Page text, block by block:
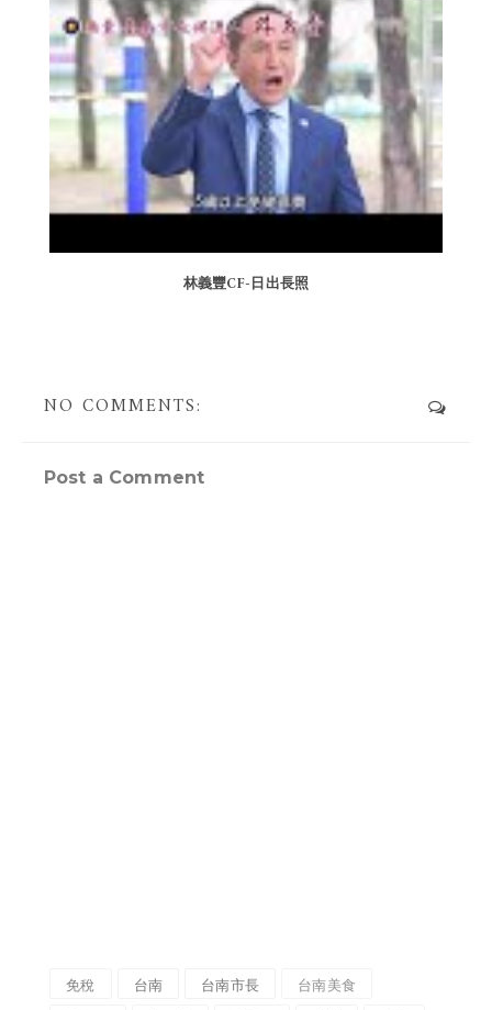
林義豐CF-日出長照
NO COMMENTS:
Post a Comment
免稅 台南 台南市長 台南美食